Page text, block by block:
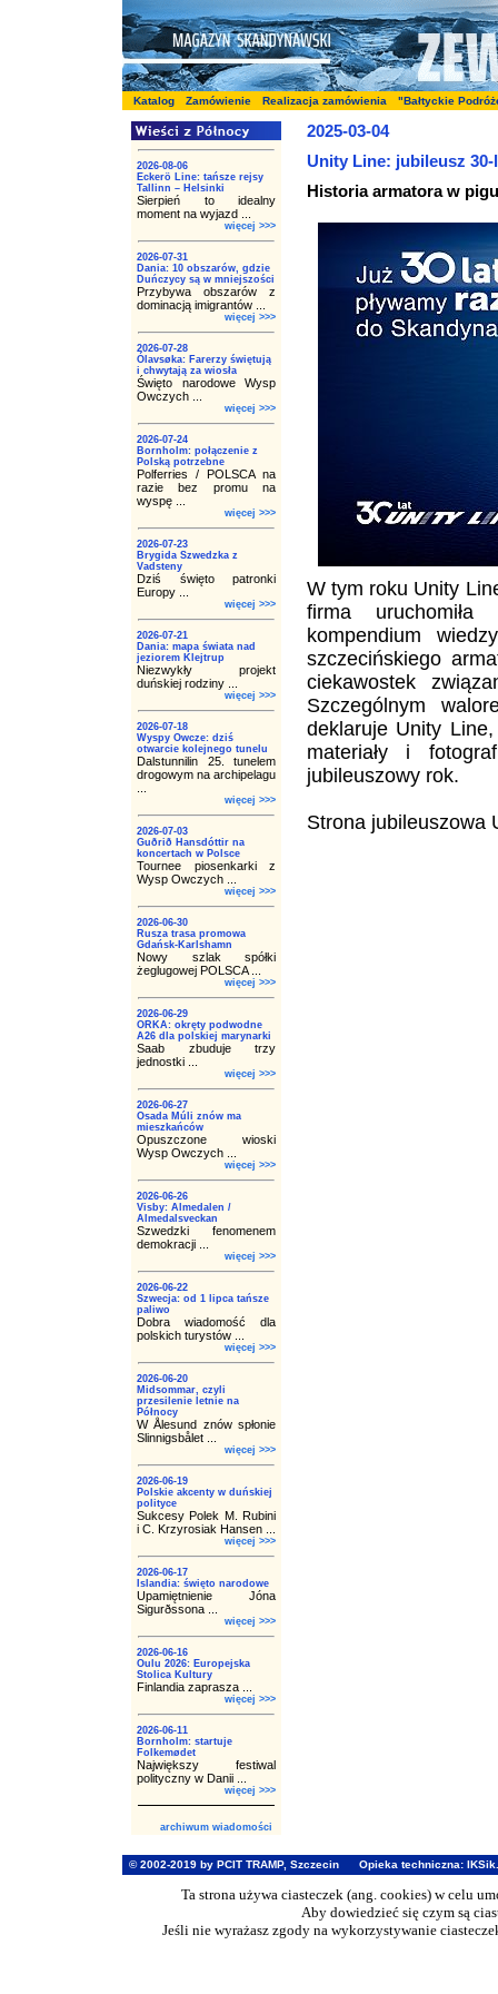
Katalog Zamówienie Realizacja zamówienia "Bałtyckie
2026-08-06
Eckerö Line: tańsze rejsy
Tallinn – Helsinki
Sierpień to idealny
moment na wyjazd ...
więcej >>>
2026-07-31
Dania: 10 obszarów, gdzie
Duńczycy są w mniejszości
Przybywa obszarów z
dominacją imigrantów ...
więcej >>>
2026-07-28
Ólavsøka: Farerzy świętują
i chwytają za wiosła
Święto narodowe Wysp
Owczych ...
więcej >>>
2026-07-24
Bornholm: połączenie z
Polską potrzebne
Polferries / POLSCA na
razie bez promu na
wyspę ...
więcej >>>
2026-07-23
Brygida Szwedzka z
Vadsteny
Dziś święto patronki
Europy ...
więcej >>>
2026-07-21
Dania: mapa świata nad
jeziorem Klejtrup
Niezwykły projekt
duńskiej rodziny ...
więcej >>>
2026-07-18
Wyspy Owcze: dziś
otwarcie kolejnego tunelu
Dalstunnilin 25. tunelem
drogowym na archipelagu
więcej >>>
2026-07-03
Guðrið Hansdóttir na
koncertach w Polsce
Tournee piosenkarki z
Wysp Owczych ...
więcej >>>
2026-06-30
Rusza trasa promowa
Gdańsk-Karlshamn
Nowy szlak spółki
żeglugowej POLSCA ...
więcej >>>
2026-06-29
ORKA: okręty podwodne
A26 dla polskiej marynarki
Saab zbuduje trzy
jednostki ...
więcej >>>
2026-06-27
Osada Múli znów ma
mieszkańców
Opuszczone wioski
Wysp Owczych ...
więcej >>>
2026-06-26
Visby: Almedalen /
Almedalsveckan
Szwedzki fenomenem
demokracji ...
więcej >>>
2026-06-22
Szwecja: od 1 lipca tańsze
paliwo
Dobra wiadomość dla
polskich turystów ...
więcej >>>
2026-06-20
Midsommar, czyli
przesilenie letnie na
Północy
W Ålesund znów spłonie
Slinnigsbålet ...
więcej >>>
2026-06-19
Polskie akcenty w duńskiej
polityce
Sukcesy Polek M. Rubini
i C. Krzyrosiak Hansen ...
więcej >>>
2026-06-17
Islandia: święto narodowe
Upamiętnienie Jóna
Sigurðssona ...
więcej >>>
2026-06-16
Oulu 2026: Europejska
Stolica Kultury
Finlandia zaprasza ...
więcej >>>
2026-06-11
Bornholm: startuje
Folkemødet
Największy festiwal
polityczny w Danii ...
więcej >>>
archiwum wiadomości
2025-03-04
Unity Line: jubileusz 30-
Historia armatora w
W tym roku Unity
firma uruchomiła
kompendium
szczecińskiego
ciekawostek
Szczególnym
deklaruje Unity
materiały i
jubileuszowy rok.
Strona jubileuszowa
© 2002-2019 by PCIT TRAMP, Szczecin Opieka techniczna:
Ta strona używa ciasteczek (ang. cookies) w celu
Aby dowiedzieć się czym są
Jeśli nie wyrażasz zgody na wykorzystywanie